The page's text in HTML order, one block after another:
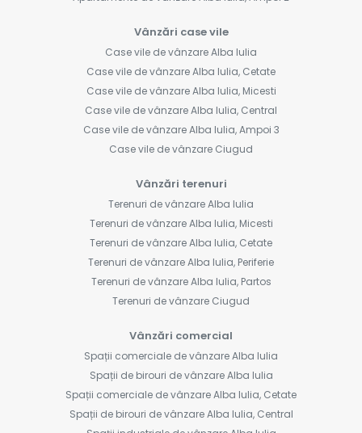
Vânzări case vile
Case vile de vânzare Alba Iulia
Case vile de vânzare Alba Iulia, Cetate
Case vile de vânzare Alba Iulia, Micesti
Case vile de vânzare Alba Iulia, Central
Case vile de vânzare Alba Iulia, Ampoi 3
Case vile de vânzare Ciugud
Vânzări terenuri
Terenuri de vânzare Alba Iulia
Terenuri de vânzare Alba Iulia, Micesti
Terenuri de vânzare Alba Iulia, Cetate
Terenuri de vânzare Alba Iulia, Periferie
Terenuri de vânzare Alba Iulia, Partos
Terenuri de vânzare Ciugud
Vânzări comercial
Spații comerciale de vânzare Alba Iulia
Spații de birouri de vânzare Alba Iulia
Spații comerciale de vânzare Alba Iulia, Cetate
Spații de birouri de vânzare Alba Iulia, Central